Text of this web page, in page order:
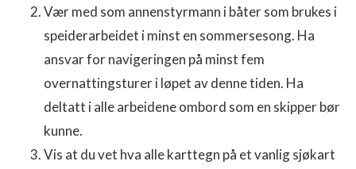
Vær med som annenstyrmann i båter som brukes i
speiderarbeidet i minst en sommersesong. Ha
ansvar for navigeringen på minst fem
overnattingsturer i løpet av denne tiden. Ha
deltatt i alle arbeidene ombord som en skipper bør
kunne.
Vis at du vet hva alle karttegn på et vanlig sjøkart